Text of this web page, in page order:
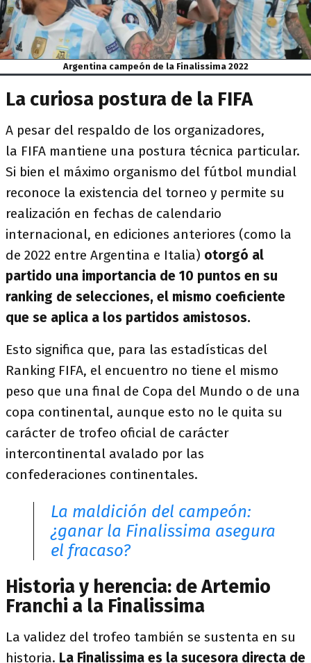
Argentina campeón de la Finalissima 2022
La curiosa postura de la FIFA
A pesar del respaldo de los organizadores,
la FIFA mantiene una postura técnica particular.
Si bien el máximo organismo del fútbol mundial
reconoce la existencia del torneo y permite su
realización en fechas de calendario
internacional, en ediciones anteriores (como la
de 2022 entre Argentina e Italia) otorgó al
partido una importancia de 10 puntos en su
ranking de selecciones, el mismo coeficiente
que se aplica a los partidos amistosos.
Esto significa que, para las estadísticas del
Ranking FIFA, el encuentro no tiene el mismo
peso que una final de Copa del Mundo o de una
copa continental, aunque esto no le quita su
carácter de trofeo oficial de carácter
intercontinental avalado por las
confederaciones continentales.
La maldición del campeón:
¿ganar la Finalissima asegura
el fracaso?
Historia y herencia: de Artemio
Franchi a la Finalissima
La validez del trofeo también se sustenta en su
historia. La Finalissima es la sucesora directa de